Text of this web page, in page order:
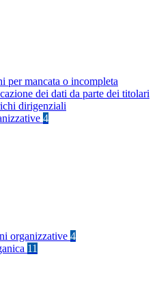
per mancata o incompleta
dei dati da parte dei titolari
dirigenziali
4
organizzative 4
11